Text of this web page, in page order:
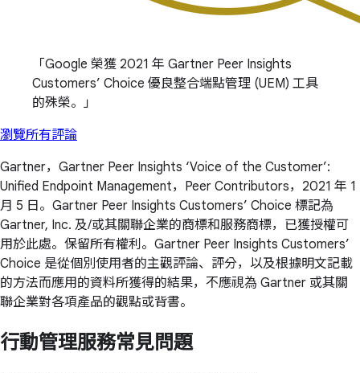
Google 榮獲 2021 年 Gartner Peer Insights
Customers’ Choice 優良整合端點管理 (UEM) 工具
的殊榮。
瀏覽所有評論
Gartner，Gartner Peer Insights ‘Voice of the Customer’:
Unified Endpoint Management，Peer Contributors，2021 年 1
月 5 日。Gartner Peer Insights Customers’ Choice 標記為
Gartner, Inc. 及/或其關聯企業的商標和服務商標，已獲授權可
用於此處。保留所有權利。Gartner Peer Insights Customers’
Choice 是從個別使用者的主觀評論、評分，以及根據明文記載
的方法而應用的資料所獲得的結果，不應視為 Gartner 或其關
聯企業對各項產品的觀點或背書。
行動管理服務常見問題